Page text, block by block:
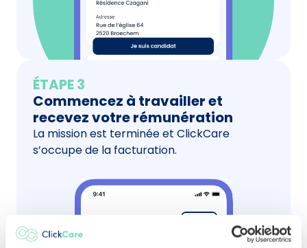
ÉTAPE 3
Commencez à travailler et
recevez votre rémunération
La mission est terminée et ClickCare
s’occupe de la facturation.